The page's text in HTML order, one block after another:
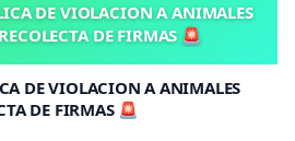
DE VIOLACION A ANIMALES
DE FIRMAS 🚨
DE VIOLACION A ANIMALES
DE FIRMAS 🚨